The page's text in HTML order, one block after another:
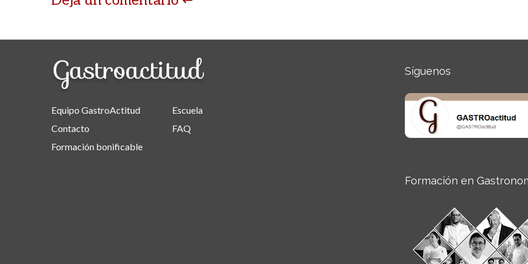
Equipo GastroActitud
Contacto
Formación bonificable
Escuela
FAQ
Síguenos
Formación en